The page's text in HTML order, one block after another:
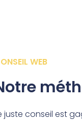
WEB
juste conseil est